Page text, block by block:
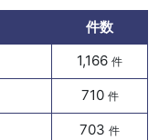
件数
1,166 件
710 件
703 件